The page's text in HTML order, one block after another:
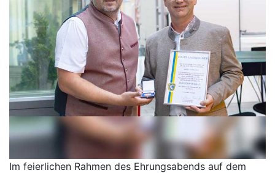
Im feierlichen Rahmen des Ehrungsabends auf dem